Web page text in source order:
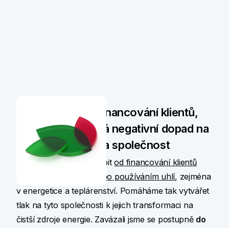
Ustupujeme od financování klientů,
jejichž činnost má negativní dopad na
životní prostředí a společnost
Rozhodli jsme se ustoupitod financování klientů
spojených s těžbou nebo používáním uhlí, zejména
v energetice a teplárenství. Pomáháme tak vytvářet
tlak na tyto společnosti k jejich transformaci na
čistší zdroje energie. Zavázali jsme se postupně do